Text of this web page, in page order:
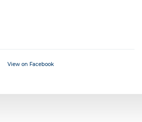
View on Facebook